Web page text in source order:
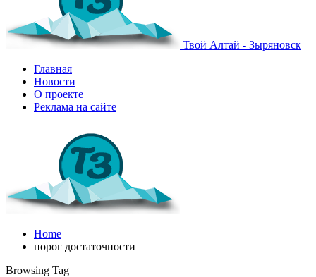
Твой Алтай - Зыряновск
Главная
Новости
О проекте
Реклама на сайте
Home
порог достаточности
Browsing Tag